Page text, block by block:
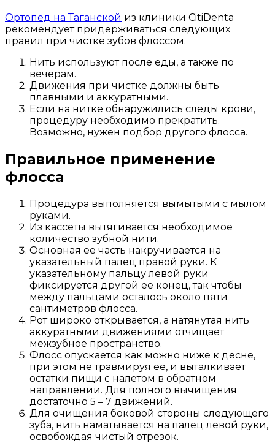
Ортопед на Таганской из клиники CitiDenta
рекомендует придерживаться следующих
правил при чистке зубов флоссом.
Нить используют после еды, а также по
вечерам.
Движения при чистке должны быть
плавными и аккуратными.
Если на нитке обнаружились следы крови,
процедуру необходимо прекратить.
Возможно, нужен подбор другого флосса.
Правильное применение
флосса
Процедура выполняется вымытыми с мылом
руками.
Из кассеты вытягивается необходимое
количество зубной нити.
Основная ее часть накручивается на
указательный палец правой руки. К
указательному пальцу левой руки
фиксируется другой ее конец, так чтобы
между пальцами осталось около пяти
сантиметров флосса.
Рот широко открывается, а натянутая нить
аккуратными движениями отчищает
межзубное пространство.
Флосс опускается как можно ниже к десне,
при этом не травмируя ее, и выталкивает
остатки пищи с налетом в обратном
направлении. Для полного вычищения
достаточно 5 – 7 движений.
Для очищения боковой стороны следующего
зуба, нить наматывается на палец левой руки,
освобождая чистый отрезок.